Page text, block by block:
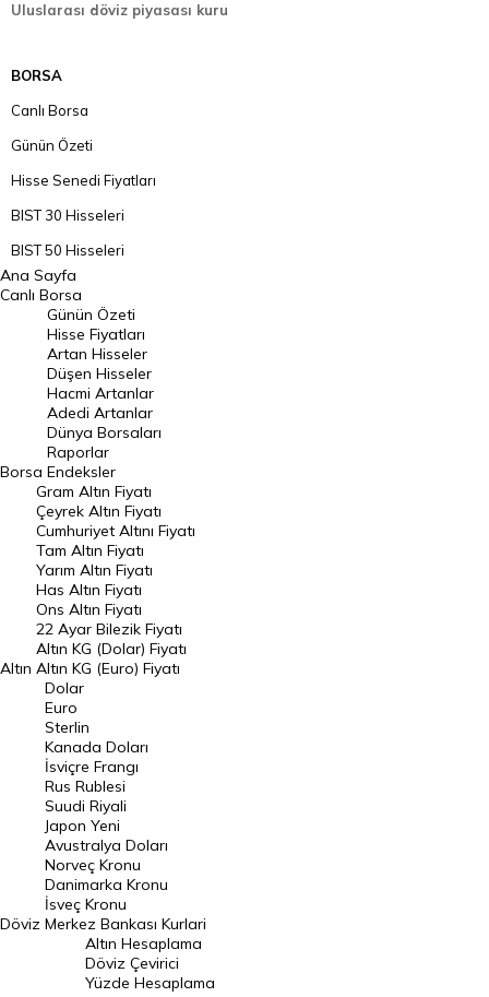
Uluslarası döviz piyasası kuru
BORSA
Canlı Borsa
Günün Özeti
Hisse Senedi Fiyatları
BIST 30 Hisseleri
BIST 50 Hisseleri
BIST 100 Hisseleri
En Çok Artan Hisseler
En Çok Düşen Hisseler
Hacmi Artanlar
Geçmiş Kapanışlar
Dünya Borsaları
Raporlar
Endeksler
DÖVİZ
Döviz Kuru
Dolar Kuru
Euro Kuru
Pound Kuru
Frank Kuru
Riyal Kuru
Avustralya Doları
Danimarka Kronu Kuru
Kanada Doları Kuru
Norveç Kronu Kuru
İsveç Kronu Kuru
Ana Sayfa
Canlı Borsa
Borsa
Günün Özeti
Hisse Fiyatları
Artan Hisseler
Düşen Hisseler
Hacmi Artanlar
Adedi Artanlar
Dünya Borsaları
Raporlar
Endeksler
Altın
Gram Altın Fiyatı
Çeyrek Altın Fiyatı
Cumhuriyet Altını Fiyatı
Tam Altın Fiyatı
Yarım Altın Fiyatı
Has Altın Fiyatı
Ons Altın Fiyatı
22 Ayar Bilezik Fiyatı
Altın KG (Dolar) Fiyatı
Altın KG (Euro) Fiyatı
Döviz
Dolar
Euro
Sterlin
Kanada Doları
İsviçre Frangı
Rus Rublesi
Suudi Riyali
Japon Yeni
Avustralya Doları
Norveç Kronu
Danimarka Kronu
İsveç Kronu
Merkez Bankası Kurlari
Altın Hesaplama
Döviz Çevirici
Yüzde Hesaplama